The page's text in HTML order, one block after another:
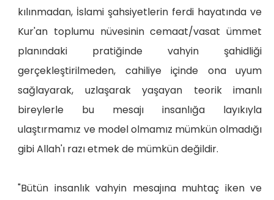
kılınmadan, İslami şahsiyetlerin ferdi hayatında ve
Kur'an toplumu nüvesinin cemaat/vasat ümmet
planındaki pratiğinde vahyin şahidliği
gerçekleştirilmeden, cahiliye içinde ona uyum
sağlayarak, uzlaşarak yaşayan teorik imanlı
bireylerle bu mesajı insanlığa layıkıyla
ulaştırmamız ve model olmamız mümkün olmadığı
gibi Allah'ı razı etmek de mümkün değildir.
"Bütün insanlık vahyin mesajına muhtaç iken ve